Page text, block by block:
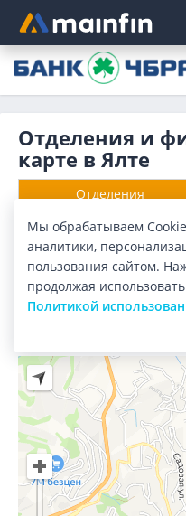
Главное меню
Отделения и
карте в Ялте
Отделения
Все
Город:Ялта
Мы обрабатываем
аналитики,
пользования сайтом.
продолжая
Политикой